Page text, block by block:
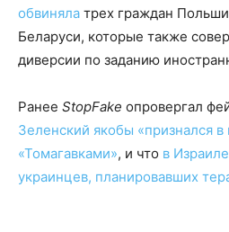
обвиняла трех граждан
Беларуси, которые также
диверсии по заданию
Ранее StopFake опровергал
Зеленский якобы «признался в
«Томагавками», и что в
украинцев, планировавших